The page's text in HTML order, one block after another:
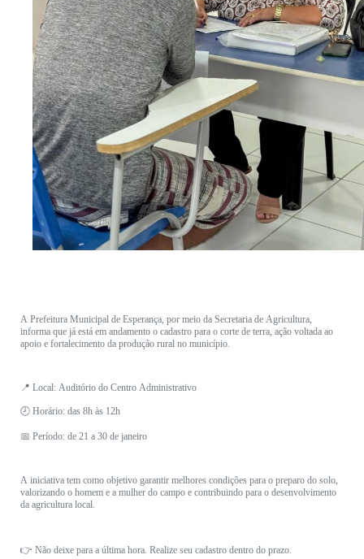
A Prefeitura Municipal de Esperança, por meio da Secretaria de Agricultura,
informa que já está em andamento o cadastro para o corte de terra, ação voltada ao
apoio e fortalecimento da produção rural no município.
📍 Local: Auditório do Centro Administrativo
🕗 Horário: das 8h às 12h
📅 Período: de 21 a 30 de janeiro
A iniciativa tem como objetivo garantir melhores condições para o preparo do solo,
valorizando o homem e a mulher do campo e contribuindo para o desenvolvimento
da agricultura local.
👉 Não deixe para a última hora. Realize seu cadastro dentro do prazo.